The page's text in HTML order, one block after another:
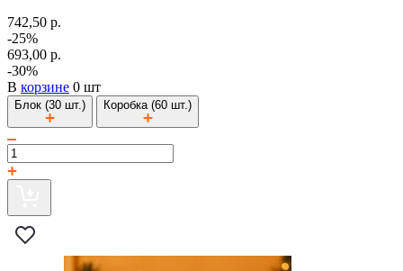
742,50 р.
-25%
693,00 р.
-30%
В корзине 0 шт
Блок (30 шт.) Коробка (60 шт.)